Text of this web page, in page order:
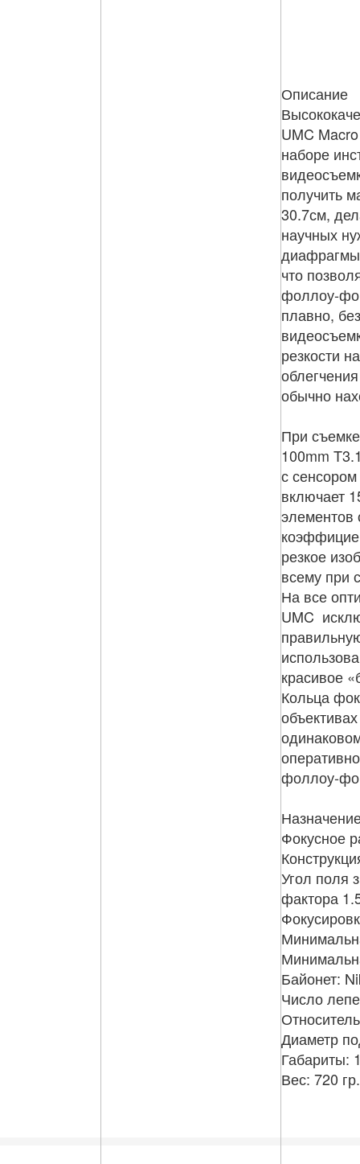
Описание
UMC
наборе
получить
30.7см,
научных
что
фоллоу-
плавно,
резкости
обычно
При
100mm
с
включает
элементов
резкое
всему при
На все
UMC
красивое
Кольца
фоллоу-
Фокусное
Угол поля
фактора
Байонет:
Число
Диаметр
Габариты:
Вес: 720 гр.